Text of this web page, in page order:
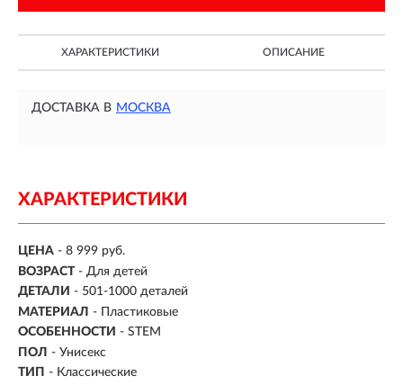
ХАРАКТЕРИСТИКИ ОПИСАНИЕ
ДОСТАВКА В МОСКВА
ХАРАКТЕРИСТИКИ
ЦЕНА - 8 999 руб.
ВОЗРАСТ - Для детей
ДЕТАЛИ - 501-1000 деталей
МАТЕРИАЛ - Пластиковые
ОСОБЕННОСТИ - STEM
ПОЛ - Унисекс
ТИП - Классические